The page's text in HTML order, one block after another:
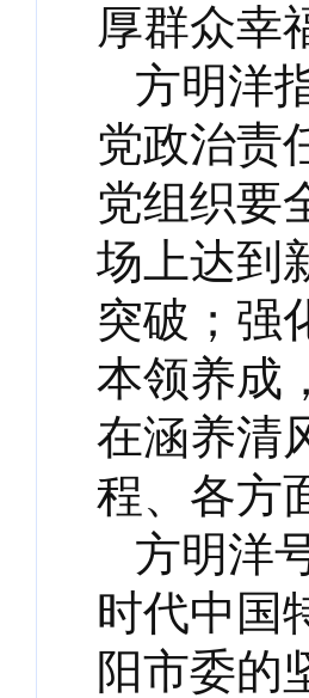
厚群众幸
方明洋
党政治责
党组织要
场上达到
突破；强
本领养成
在涵养清
程、各方
方明洋
时代中国
阳市委的